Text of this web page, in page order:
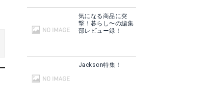
気になる商品に突
撃！暮らし〜の編集
部レビュー録！
Jackson特集！